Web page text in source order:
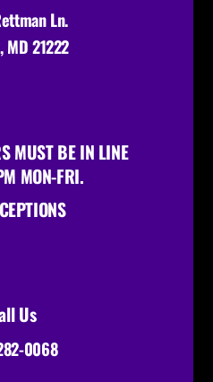
Ln.
MD 21222
MUST BE IN LINE
MON-FRI.
Us
0068